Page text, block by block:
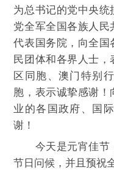
为总书记的党中央
党全军全国各族人
代表国务院，向全国
民团体和各界人士
区同胞、澳门特别
胞，表示诚挚感谢
业的各国政府、国
谢！
今天是元宵佳节
节日问候，并且预祝